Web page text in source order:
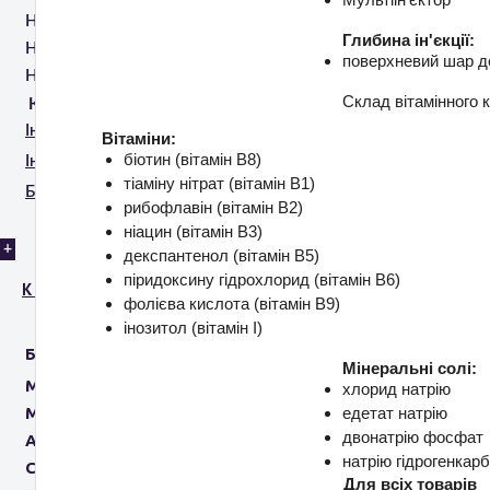
HIRONIC ULTRA VERA
HIRONIC GENTLO
НАСАДКА ДО GENTLO RV | RF VAGITAL
КОСМЕЦЕВТИКА
Інтимні філери
Інтимна депігментуюча програма
Бустерні системи
+
Косметологу
БРЕНДИ
MESOESTETIC
M.A.D SKINCARE
AROSHA
CANTABRIA LABS
Глибина ін'єкції:
поверхневий шар
Склад вітамінного
Вітаміни:
біотин (вітамін В8)
тіаміну нітрат (вітамін В1)
рибофлавін (вітамін В2)
ніацин (вітамін В3)
декспантенол (вітамін В5)
піридоксину гідрохлорид (вітамін В6)
фолієва кислота (вітамін В9)
інозитол (вітамін I)
Мінеральні солі:
хлорид натрію
едетат натрію
двонатрію фосфат
натрію
Для всіх товарів